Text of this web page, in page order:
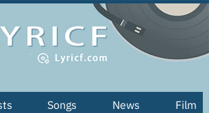
Songs News Film